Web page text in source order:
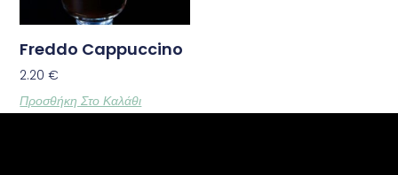
Freddo Cappuccino
2.20€
Προσθήκη Στο Καλάθι